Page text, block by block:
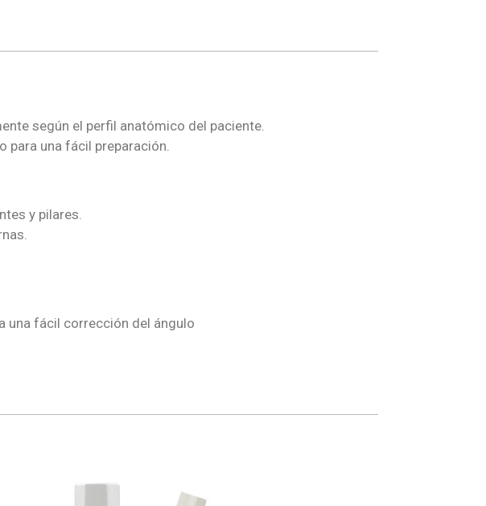
según el perfil anatómico del paciente.
una fácil preparación.
y pilares.
una fácil corrección del ángulo